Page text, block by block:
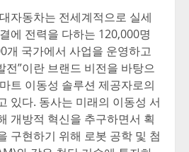
자동차는 전세계적으로 실세
에 전력을 다하는 120,000명
개 국가에서 사업을 운영하고
전”이란 브랜드 비전을 바탕으
트 이동성 솔루션 제공자로의
있다. 동사는 미래의 이동성 서
개방적 혁신을 추구하면서 획
구현하기 위해 로봇 공학 및 첨